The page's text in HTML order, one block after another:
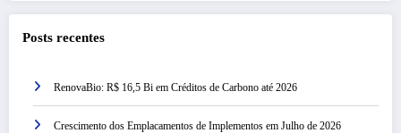
Posts recentes
RenovaBio: R$ 16,5 Bi em Créditos de Carbono até 2026
Crescimento dos Emplacamentos de Implementos em Julho de 2026